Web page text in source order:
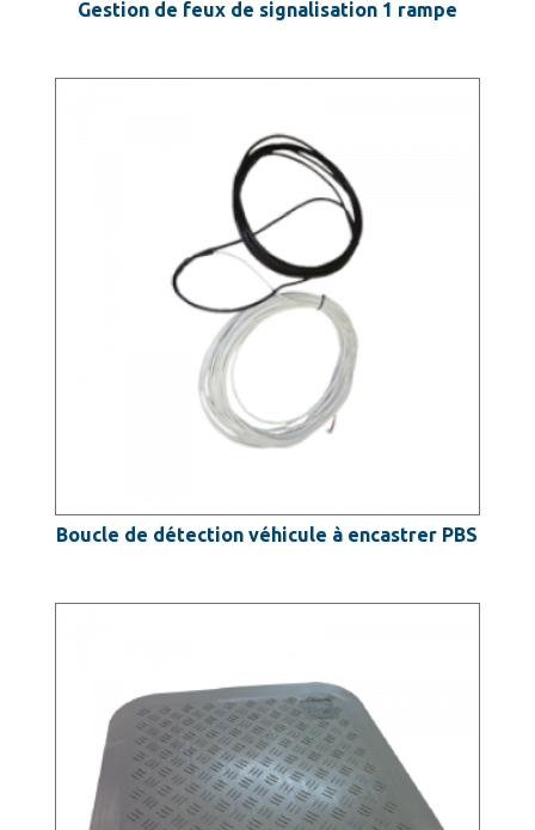
Gestion de feux de signalisation 1 rampe
Boucle de détection véhicule à encastrer PBS